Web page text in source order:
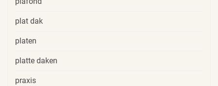
plat dak
platen
platte daken
praxis